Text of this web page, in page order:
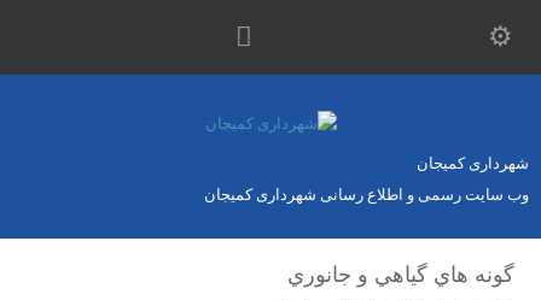
شهرداری کمیجان
وب سایت رسمی و اطلاع رسانی شهرداری کمیجان
گونه هاي گياهي و جانوري